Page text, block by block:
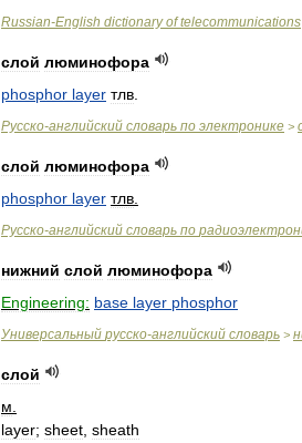
Russian-English dictionary of telecommunications
слой люминофора
phosphor layer тлв
Русско-английский словарь по электронике >
слой люминофора
phosphor layer тлв
Русско-английский словарь по
нижний слой люминофора
Engineering: base layer phosphor
Универсальный русско-английский словарь >
слой
м
layer; sheet sheath